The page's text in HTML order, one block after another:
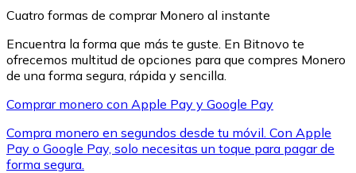
XRP
XRP
Cuatro formas de comprar Monero al instante
Encuentra la forma que más te guste. En Bitnovo te
ofrecemos multitud de opciones para que compres Monero
de una forma segura, rápida y sencilla.
Comprar monero con Apple Pay y Google Pay
Compra monero en segundos desde tu móvil. Con Apple
Pay o Google Pay, solo necesitas un toque para pagar de
forma segura.